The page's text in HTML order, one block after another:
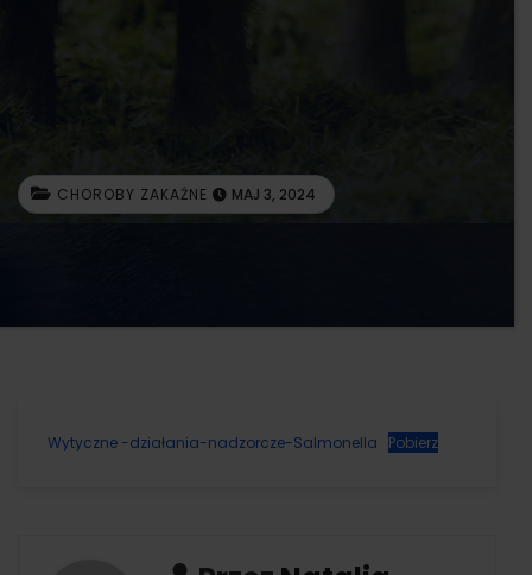
CHOROBY ZAKAŹNE MAJ 3, 2024
Wytyczne -działania-nadzorcze-Salmonella Pobierz